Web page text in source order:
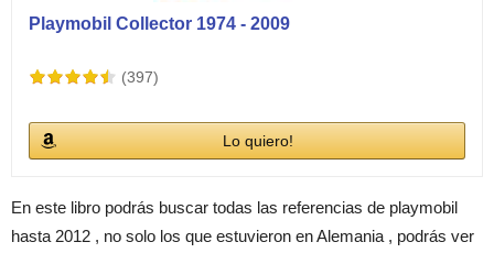
Playmobil Collector 1974 - 2009
(397)
Lo quiero!
En este libro podrás buscar todas las referencias de playmobil
hasta 2012 , no solo los que estuvieron en Alemania , podrás ver